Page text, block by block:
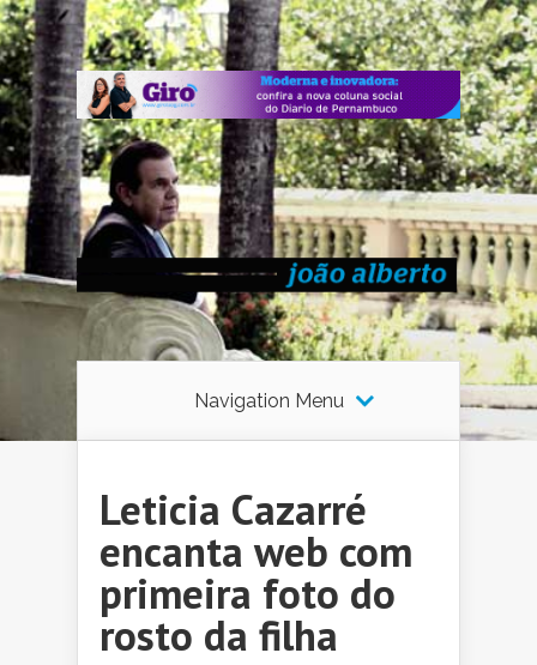
Navigation Menu
Leticia Cazarré
encanta web com
primeira foto do
rosto da filha